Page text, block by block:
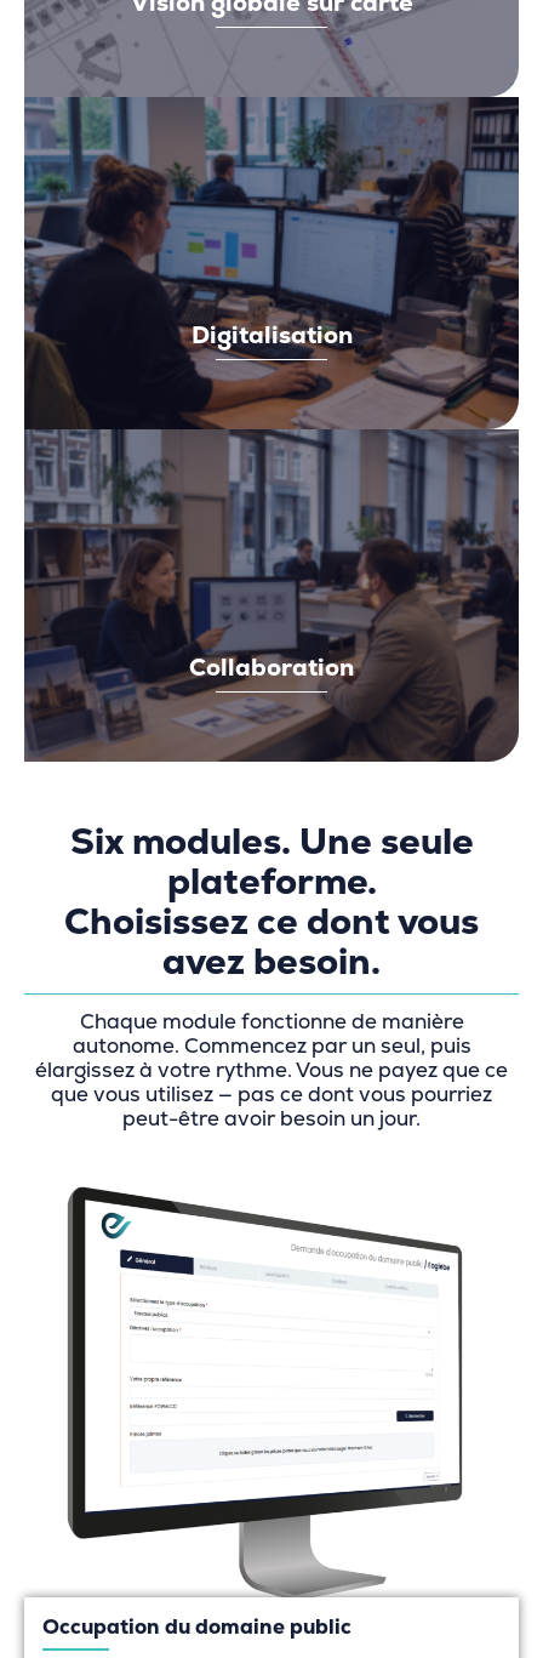
Digitalisation
Collaboration
Six modules. Une seule
plateforme.
Choisissez ce dont vous
avez besoin.
Chaque module fonctionne de manière
autonome. Commencez par un seul, puis
élargissez à votre rythme. Vous ne payez que ce
que vous utilisez — pas ce dont vous pourriez
peut-être avoir besoin un jour.
Occupation du domaine public